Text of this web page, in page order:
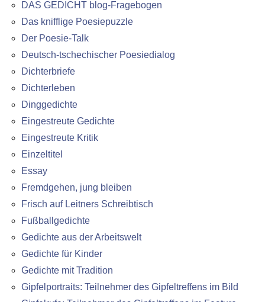
DAS GEDICHT blog-Fragebogen
Das knifflige Poesiepuzzle
Der Poesie-Talk
Deutsch-tschechischer Poesiedialog
Dichterbriefe
Dichterleben
Dinggedichte
Eingestreute Gedichte
Eingestreute Kritik
Einzeltitel
Essay
Fremdgehen, jung bleiben
Frisch auf Leitners Schreibtisch
Fußballgedichte
Gedichte aus der Arbeitswelt
Gedichte für Kinder
Gedichte mit Tradition
Gipfelportraits: Teilnehmer des Gipfeltreffens im Bild